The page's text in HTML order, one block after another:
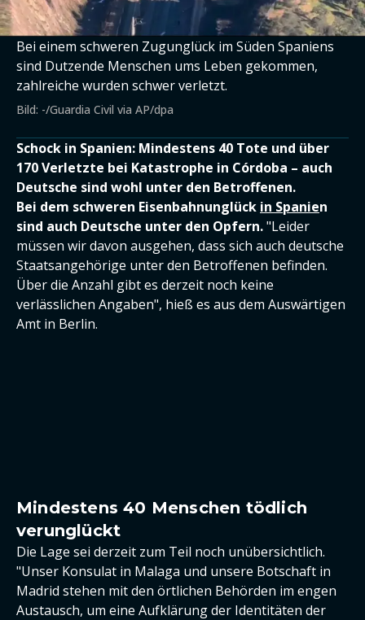
Bei einem schweren Zugunglück im Süden Spaniens
sind Dutzende Menschen ums Leben gekommen,
zahlreiche wurden schwer verletzt.
Bild: -/Guardia Civil via AP/dpa
Schock in Spanien: Mindestens 40 Tote und über
170 Verletzte bei Katastrophe in Córdoba – auch
Deutsche sind wohl unter den Betroffenen.
Bei dem schweren Eisenbahnunglück in Spanien
sind auch Deutsche unter den Opfern."Leider
müssen wir davon ausgehen, dass sich auch deutsche
Staatsangehörige unter den Betroffenen befinden.
Über die Anzahl gibt es derzeit noch keine
verlässlichen Angaben", hieß es aus dem Auswärtigen
Amt in Berlin.
Mindestens 40 Menschen tödlich
verunglückt
Die Lage sei derzeit zum Teil noch unübersichtlich.
"Unser Konsulat in Malaga und unsere Botschaft in
Madrid stehen mit den örtlichen Behörden im engen
Austausch, um eine Aufklärung der Identitäten der